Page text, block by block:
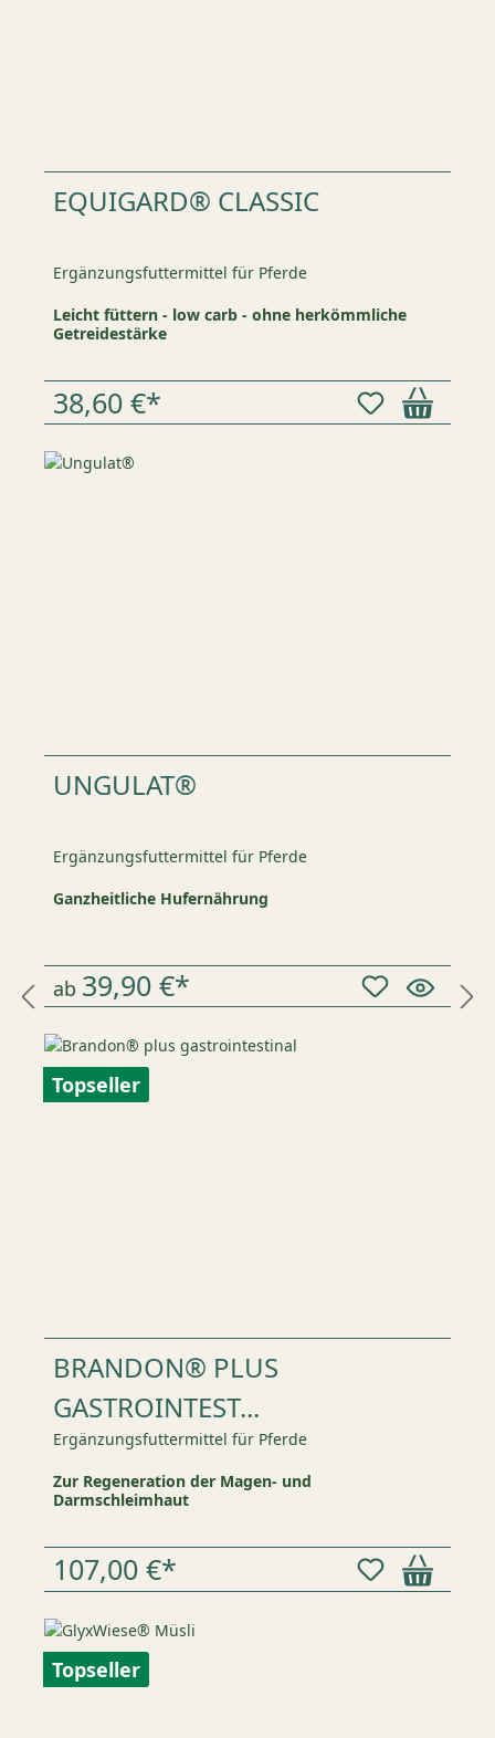
EQUIGARD® CLASSIC
Ergänzungsfuttermittel für Pferde
Leicht füttern - low carb - ohne herkömmliche
Getreidestärke
38,60 €*
UNGULAT®
Ergänzungsfuttermittel für Pferde
Ganzheitliche Hufernährung
ab 39,90 €*
Topseller
BRANDON® PLUS
GASTROINTEST...
Ergänzungsfuttermittel für Pferde
Zur Regeneration der Magen- und
Darmschleimhaut
107,00 €*
Topseller